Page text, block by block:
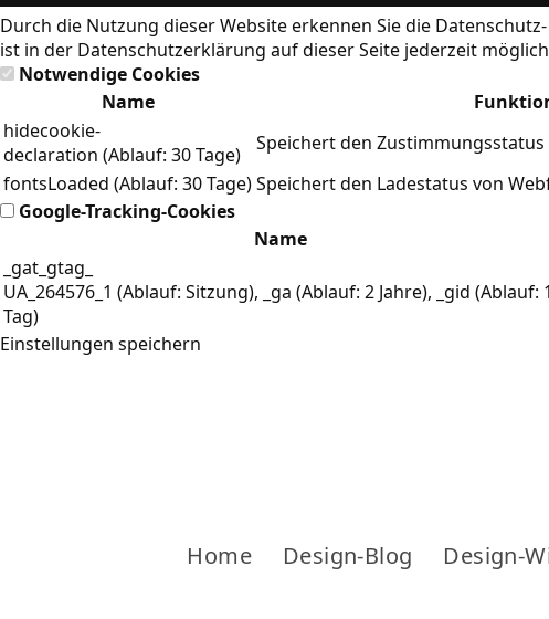
Durch die Nutzung dieser Website erkennen Sie die
ist in der Datenschutzerklärung auf dieser Seite jederzeit
Notwendige Cookies
Name
hidecookie-
declaration (Ablauf: 30 Tage)
Speichert den
fontsLoaded (Ablauf: 30 Tage)Speichert den Ladestatus von
Google-Tracking-Cookies
Name
_gat_gtag_
UA_264576_1 (Ablauf: Sitzung), _ga (Ablauf: 2 Jahre), _gid (Ablauf: 1
Tag)
Einstellungen speichern
Home Design-Blog Design-